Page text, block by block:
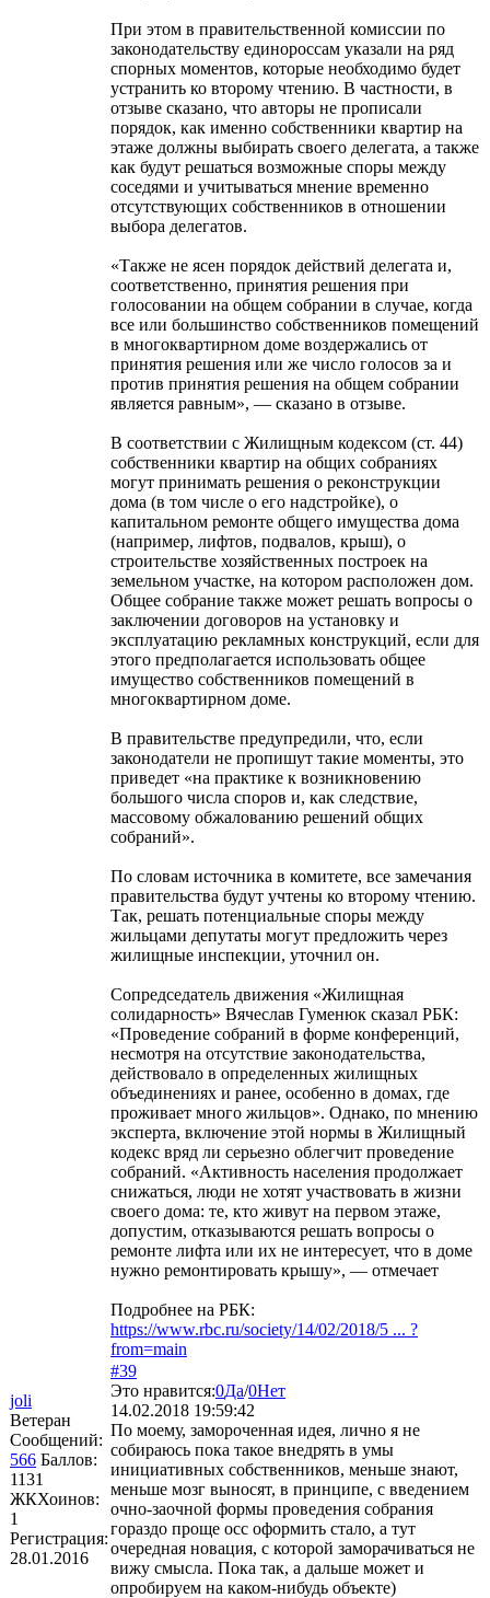
При этом в правительственной комиссии по
законодательству единороссам указали на ряд
спорных моментов, которые необходимо будет
устранить ко второму чтению. В частности, в
отзыве сказано, что авторы не прописали
порядок, как именно собственники квартир на
этаже должны выбирать своего делегата, а также
как будут решаться возможные споры между
соседями и учитываться мнение временно
отсутствующих собственников в отношении
выбора делегатов.
«Также не ясен порядок действий делегата и,
соответственно, принятия решения при
голосовании на общем собрании в случае, когда
все или большинство собственников помещений
в многоквартирном доме воздержались от
принятия решения или же число голосов за и
против принятия решения на общем собрании
является равным», — сказано в отзыве.
В соответствии с Жилищным кодексом (ст. 44)
собственники квартир на общих собраниях
могут принимать решения о реконструкции
дома (в том числе о его надстройке), о
капитальном ремонте общего имущества дома
(например, лифтов, подвалов, крыш), о
строительстве хозяйственных построек на
земельном участке, на котором расположен дом.
Общее собрание также может решать вопросы о
заключении договоров на установку и
эксплуатацию рекламных конструкций, если для
этого предполагается использовать общее
имущество собственников помещений в
многоквартирном доме.
В правительстве предупредили, что, если
законодатели не пропишут такие моменты, это
приведет «на практике к возникновению
большого числа споров и, как следствие,
массовому обжалованию решений общих
собраний».
По словам источника в комитете, все замечания
правительства будут учтены ко второму чтению.
Так, решать потенциальные споры между
жильцами депутаты могут предложить через
жилищные инспекции, уточнил он.
Сопредседатель движения «Жилищная
солидарность» ​Вячеслав Гуменюк сказал РБК:
«Проведение собраний в форме конференций,
несмотря на отсутствие законодательства,
действовало в определенных жилищных
объединениях и ранее, особенно в домах, где
проживает много жильцов». Однако, по мнению
эксперта, включение этой нормы в Жилищный
кодекс вряд ли серьезно облегчит проведение
собраний. «Активность населения продолжает
снижаться, люди не хотят участвовать в жизни
своего дома: те, кто живут на первом этаже,
допустим, отказываются решать вопросы о
ремонте лифта или их не интересует, что в доме
нужно ремонтировать крышу», — отмечает
Подробнее на РБК:
https://www.rbc.ru/society/14/02/2018/5 ... ?
from=main
joli
Ветеран
Сообщений:
566 Баллов:
1131
ЖКХоинов:
1
Регистрация:
28.01.2016
#39
Это нравится:0Да/0Нет
14.02.2018 19:59:42
По моему, замороченная идея, лично я не
собираюсь пока такое внедрять в умы
инициативных собственников, меньше знают,
меньше мозг выносят, в принципе, с введением
очно-заочной формы проведения собрания
гораздо проще осс оформить стало, а тут
очередная новация, с которой заморачиваться не
вижу смысла. Пока так, а дальше может и
опробируем на каком-нибудь объекте)